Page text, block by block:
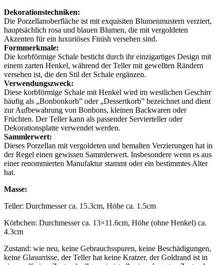
Dekorationstechniken:
Die Porzellanoberfläche ist mit exquisiten Blumenmustern verziert,
hauptsächlich rosa und blauen Blumen, die mit vergoldeten
Akzenten für ein luxuriöses Finish versehen sind.
Formmerkmale:
Die korbförmige Schale besticht durch ihr einzigartiges Design mit
einem zarten Henkel, während der Teller mit gewellten Rändern
versehen ist, die den Stil der Schale ergänzen.
Verwendungszweck:
Diese korbförmige Schale mit Henkel wird im westlichen Geschirr
häufig als „Bonbonkorb” oder „Dessertkorb” bezeichnet und dient
zur Aufbewahrung von Bonbons, kleinen Backwaren oder
Früchten. Der Teller kann als passender Servierteller oder
Dekorationsplatte verwendet werden.
Sammlerwert:
Dieses Porzellan mit vergoldeten und bemalten Verzierungen hat in
der Regel einen gewissen Sammlerwert. Insbesondere wenn es aus
einer renommierten Manufaktur stammt oder ein bestimmtes Alter
hat.
Masse:
Teller: Durchmesser ca. 15.3cm, Höhe ca. 1.5cm
Körbchen: Durchmesser ca. 13×11.6cm, Höhe (ohne Henkel) ca.
4.3cm
Zustand: wie neu, keine Gebrauchsspuren, keine Beschädigungen,
keine Glasurrisse, der Teller hat keine Kratzer, der Goldrand ist in